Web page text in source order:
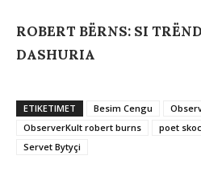
ROBERT BËRNS: SI
DASHURIA
ETIKETIMET Besim Cengu
ObserverKult robert burns
poet
Servet Bytyçi